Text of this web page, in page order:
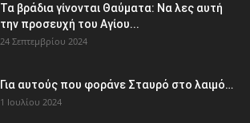
Τα βράδια γίνονται Θαύματα: Να λες αυτή
την προσευχή του Αγίου...
24 Σεπτεμβρίου 2024
Για αυτούς που φοράνε Σταυρό στο λαιμό…
1 Ιουλίου 2024